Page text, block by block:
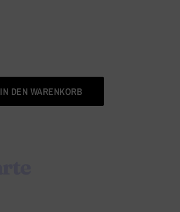
IN DEN WARENKORB